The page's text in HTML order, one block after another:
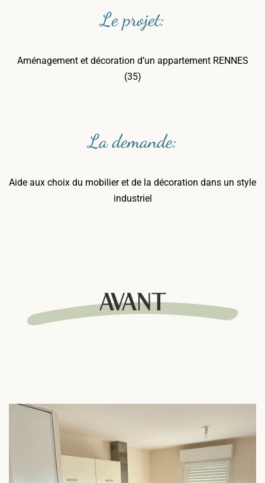
Le projet:
Aménagement et décoration d’un appartement RENNES
(35)
La demande:
Aide aux choix du mobilier et de la décoration dans un style
industriel
AVANT